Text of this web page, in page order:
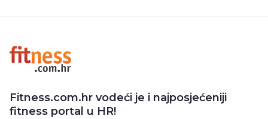
Fitness.com.hr vodeći je i najposjećeniji
fitness portal u HR!